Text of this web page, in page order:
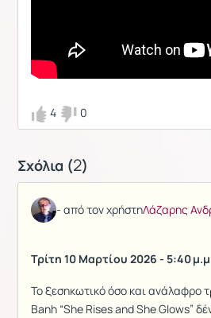
4 0
Σχόλια (2)
- από τον χρήστηΛάζαρης
Τρίτη 10 Μαρτίου 2026 - 5:40
Το ξεσηκωτικό όσο και ανάλαφρο
Banh “She Rises and She Glows”